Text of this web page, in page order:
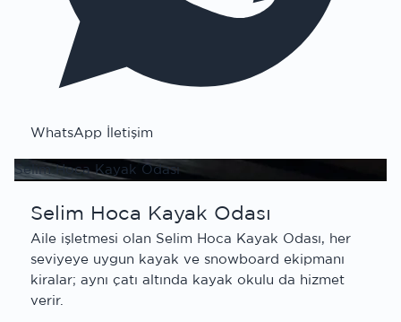
WhatsApp İletişim
Selim Hoca Kayak Odası
Selim Hoca Kayak Odası
Aile işletmesi olan Selim Hoca Kayak Odası, her
seviyeye uygun kayak ve snowboard ekipmanı
kiralar; aynı çatı altında kayak okulu da hizmet
verir.